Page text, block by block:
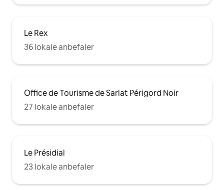
Le Rex
36 lokale anbefaler
Office de Tourisme de Sarlat Périgord Noir
27 lokale anbefaler
Le Présidial
23 lokale anbefaler